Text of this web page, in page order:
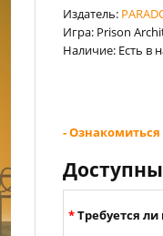
Издатель:
Игра: Prison
Наличие: Есть в
- Ознакомиться
Требуется